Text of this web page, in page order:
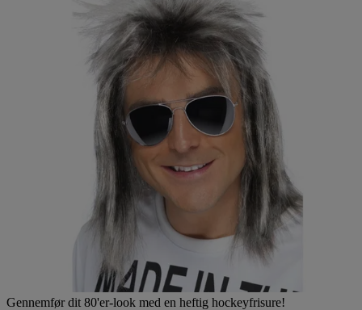
Gennemfør dit 80'er-look med en heftig hockeyfrisure!